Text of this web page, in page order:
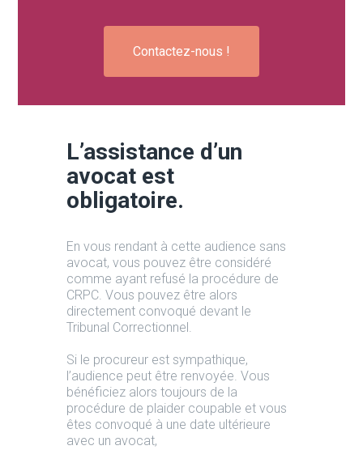
Contactez-nous !
L’assistance d’un
avocat est
obligatoire.
En vous rendant à cette audience sans
avocat, vous pouvez être considéré
comme ayant refusé la procédure de
CRPC. Vous pouvez être alors
directement convoqué devant le
Tribunal Correctionnel.
Si le procureur est sympathique,
l’audience peut être renvoyée. Vous
bénéficiez alors toujours de la
procédure de plaider coupable et vous
êtes convoqué à une date ultérieure
avec un avocat,